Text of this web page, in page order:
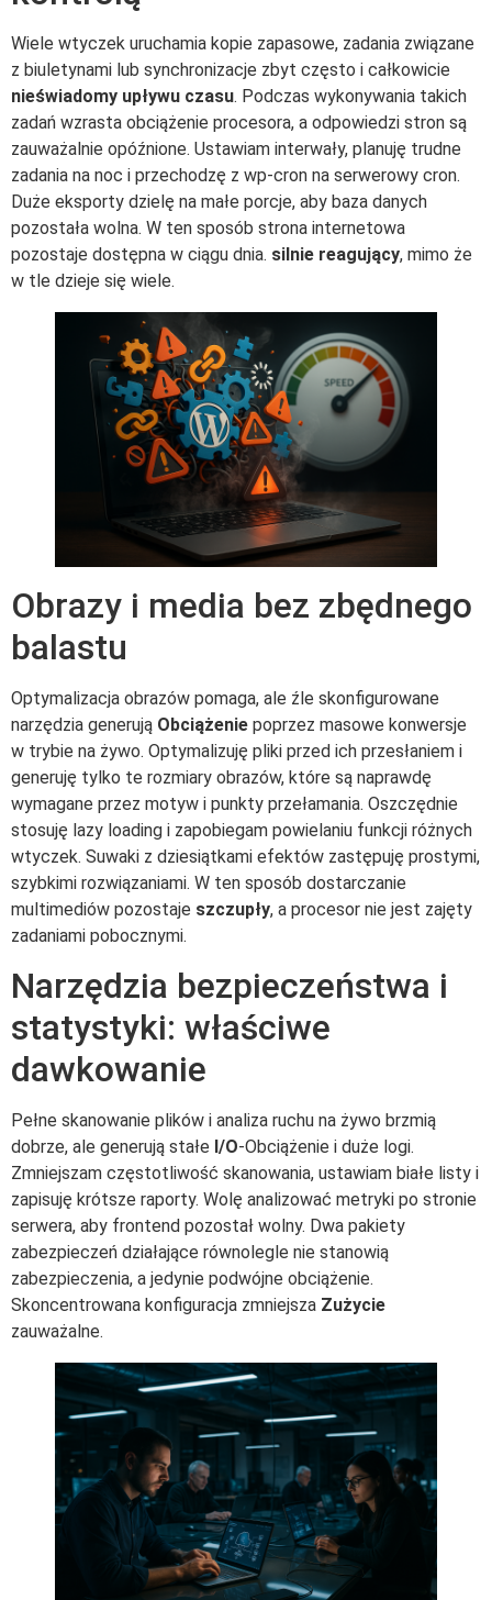
Wiele wtyczek uruchamia kopie zapasowe, zadania związane
z biuletynami lub synchronizacje zbyt często i całkowicie
nieświadomy upływu czasu. Podczas wykonywania takich
zadań wzrasta obciążenie procesora, a odpowiedzi stron są
zauważalnie opóźnione. Ustawiam interwały, planuję trudne
zadania na noc i przechodzę z wp-cron na serwerowy cron.
Duże eksporty dzielę na małe porcje, aby baza danych
pozostała wolna. W ten sposób strona internetowa
pozostaje dostępna w ciągu dnia. silnie reagujący, mimo że
w tle dzieje się wiele.
Obrazy i media bez zbędnego
balastu
Optymalizacja obrazów pomaga, ale źle skonfigurowane
narzędzia generują Obciążenie poprzez masowe konwersje
w trybie na żywo. Optymalizuję pliki przed ich przesłaniem i
generuję tylko te rozmiary obrazów, które są naprawdę
wymagane przez motyw i punkty przełamania. Oszczędnie
stosuję lazy loading i zapobiegam powielaniu funkcji różnych
wtyczek. Suwaki z dziesiątkami efektów zastępuję prostymi,
szybkimi rozwiązaniami. W ten sposób dostarczanie
multimediów pozostaje szczupły, a procesor nie jest zajęty
zadaniami pobocznymi.
Narzędzia bezpieczeństwa i
statystyki: właściwe
dawkowanie
Pełne skanowanie plików i analiza ruchu na żywo brzmią
dobrze, ale generują stałe I/O-Obciążenie i duże logi.
Zmniejszam częstotliwość skanowania, ustawiam białe listy i
zapisuję krótsze raporty. Wolę analizować metryki po stronie
serwera, aby frontend pozostał wolny. Dwa pakiety
zabezpieczeń działające równolegle nie stanowią
zabezpieczenia, a jedynie podwójne obciążenie.
Skoncentrowana konfiguracja zmniejsza Zużycie
zauważalne.